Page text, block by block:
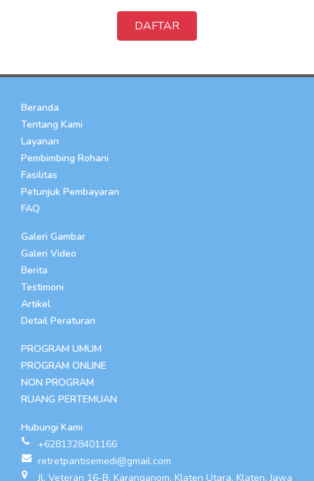
DAFTAR
Beranda
Tentang Kami
Layanan
Pembimbing Rohani
Fasilitas
Petunjuk Pembayaran
FAQ
Galeri Gambar
Galeri Video
Berita
Testimoni
Artikel
Detail Peraturan
PROGRAM UMUM
PROGRAM ONLINE
NON PROGRAM
RUANG PERTEMUAN
Hubungi Kami
+6281328401166
retretpantisemedi@gmail.com
Jl. Veteran 16-B, Karanganom, Klaten Utara, Klaten, Jawa